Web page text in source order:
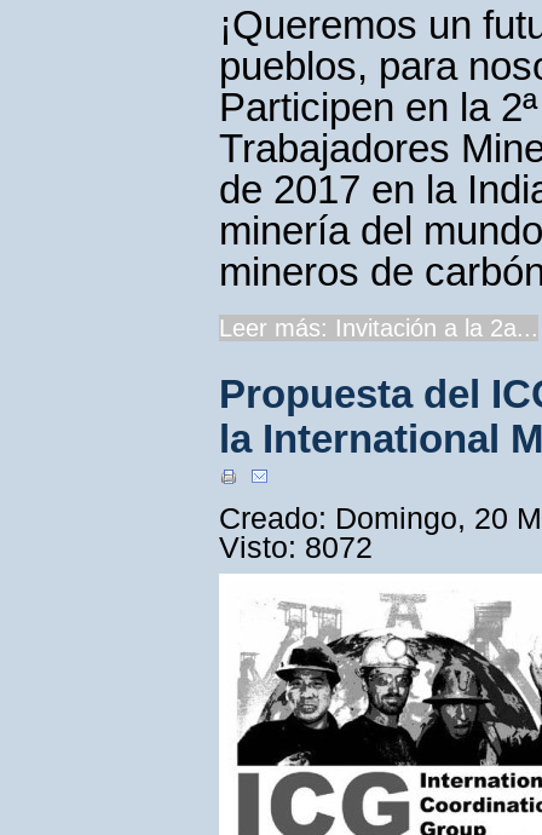
¡Queremos un
pueblos, para
Participen en la
Trabajadores
de 2017 en la
minería del
mineros de
Leer más: Invitación a la 2a...
Propuesta del
la International
Creado: Domingo, 20
Visto: 8072